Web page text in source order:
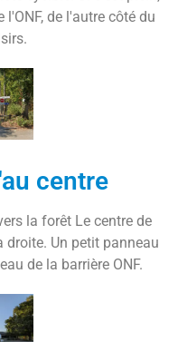
de l'autre côté du
centre
la forêt Le centre de
droite. Un petit panneau
de la barrière ONF.